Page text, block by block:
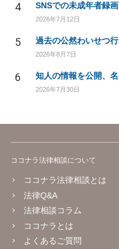
4
2026年7月12日
5 過去の公然わいせつ
2026年8月7日
6 知人の情報を公開、
2026年7月30日
ココナラ法律相談について
ココナラ法律相談とは
法律Q&A
法律相談コラム
ココナラとは
よくあるご質問